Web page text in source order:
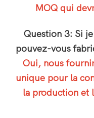
MOQ qui
Question 3: Si
pouvez-vous
Oui, nous
unique pour la
la production et